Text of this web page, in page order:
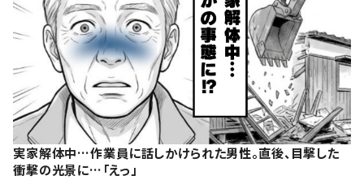
実家解体中…作業員に話しかけられた男性。直後、目撃した
衝撃の光景に…「えっ」